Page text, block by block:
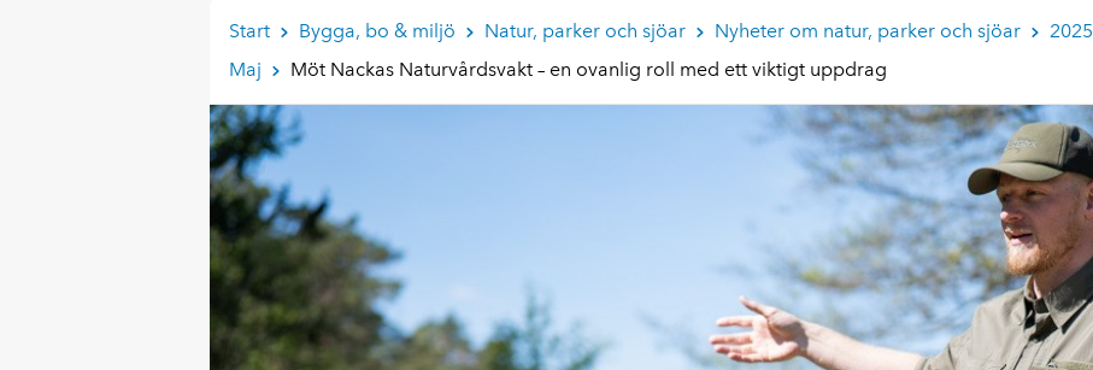
Start Bygga, bo & miljö Natur, parker och sjöar Nyheter om natur, parker och sjöar
2025
Maj
Möt Nackas Naturvårdsvakt – en ovanlig roll med ett viktigt uppdrag